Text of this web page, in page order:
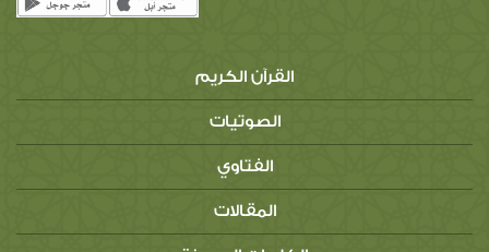
القرآن الكريم
الصوتيات
الفتاوي
المقالات